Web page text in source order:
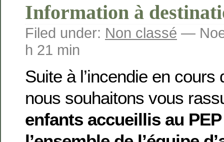
Information à
Filed under: Non classé —
h 21 min
Suite à l’incendie en cours
nous souhaitons vous
enfants accueillis au